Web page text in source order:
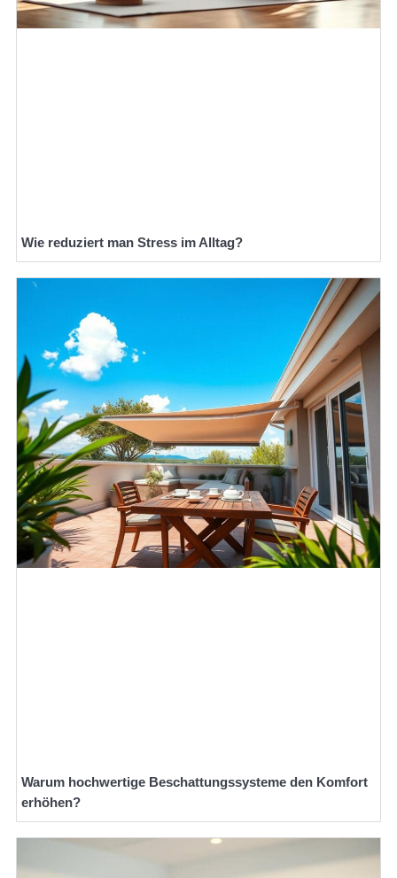
Wie reduziert man Stress im Alltag?
Warum hochwertige Beschattungssysteme den Komfort
erhöhen?